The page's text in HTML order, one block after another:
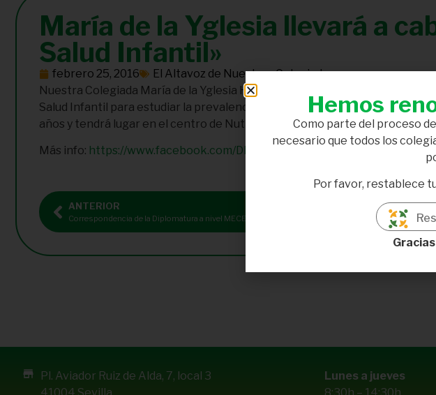
María de la Yglesia llevará a
Salud Infantil»
febrero 25, 2016
El Altavoz de Nuestros Colegiados
Nuestra Colegiada María de la Yglesia Hidalgo, en colaboración con el
Salud Infantil para estudiar la prevalencia de bajo peso, sobrepeso y
años y tendrá lugar en el centro de Nutrición Dieten en Jerez.
Más info: https://www.facebook.com/DIEten-106671994388/?fref=nf
ANTERIOR
Correspondencia de la Diplomatura a nivel MECES
Pl. Aviador Ruiz de Alda, 7, local 3
Lunes a jueves
Hemos
Como parte del proceso
necesario que todos los
Por favor, restablece